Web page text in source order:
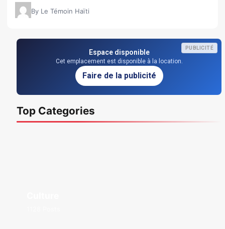
By Le Témoin Haïti
PUBLICITÉ
Espace disponible
Cet emplacement est disponible à la location.
Faire de la publicité
Top Categories